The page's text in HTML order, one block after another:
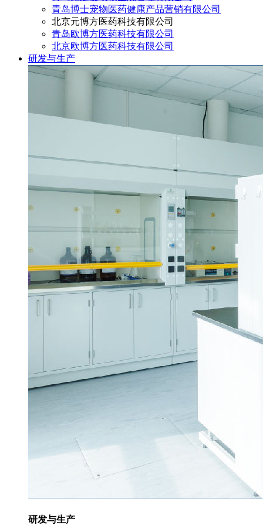
青岛博士宠物医药健康产品营销有限公司
北京元博方医药科技有限公司
青岛欧博方医药科技有限公司
北京欧博方医药科技有限公司
研发与生产
研发与生产